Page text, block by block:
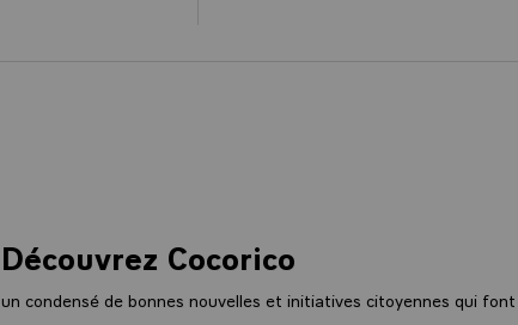
Cette part d’eux-mêmes qui se retrouve
Découvrez Cocorico
un condensé de bonnes nouvelles et initiatives citoyennes qui